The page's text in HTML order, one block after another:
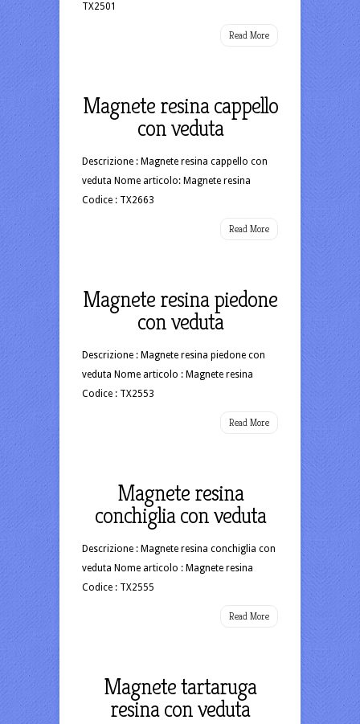
TX2501
Read More
Magnete resina cappello
con veduta
Descrizione : Magnete resina cappello con
veduta Nome articolo: Magnete resina
Codice : TX2663
Read More
Magnete resina piedone
con veduta
Descrizione : Magnete resina piedone con
veduta Nome articolo : Magnete resina
Codice : TX2553
Read More
Magnete resina
conchiglia con veduta
Descrizione : Magnete resina conchiglia con
veduta Nome articolo : Magnete resina
Codice : TX2555
Read More
Magnete tartaruga
resina con veduta